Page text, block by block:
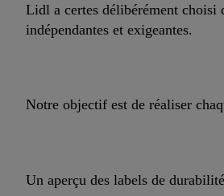
Lidl a certes délibérément choisi
indépendantes et exigeantes.
Notre objectif est de réaliser
Un aperçu des labels de